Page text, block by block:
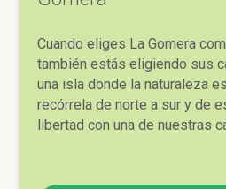
Cuando eliges La Gomera
también estás eligiendo sus
una isla donde la naturaleza
recórrela de norte a sur y de
libertad con una de nuestras